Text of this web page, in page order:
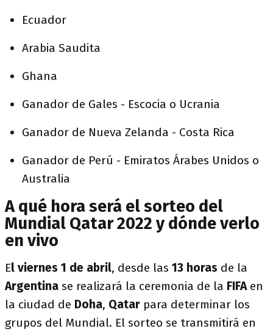
Ecuador
Arabia Saudita
Ghana
Ganador de Gales - Escocia o Ucrania
Ganador de Nueva Zelanda - Costa Rica
Ganador de Perú - Emiratos Árabes Unidos o
Australia
A qué hora será el sorteo del
Mundial Qatar 2022 y dónde verlo
en vivo
El viernes 1 de abril, desde las 13 horas de la
Argentina se realizará la ceremonia de la FIFA en
la ciudad de Doha, Qatar para determinar los
grupos del Mundial. El sorteo se transmitirá en